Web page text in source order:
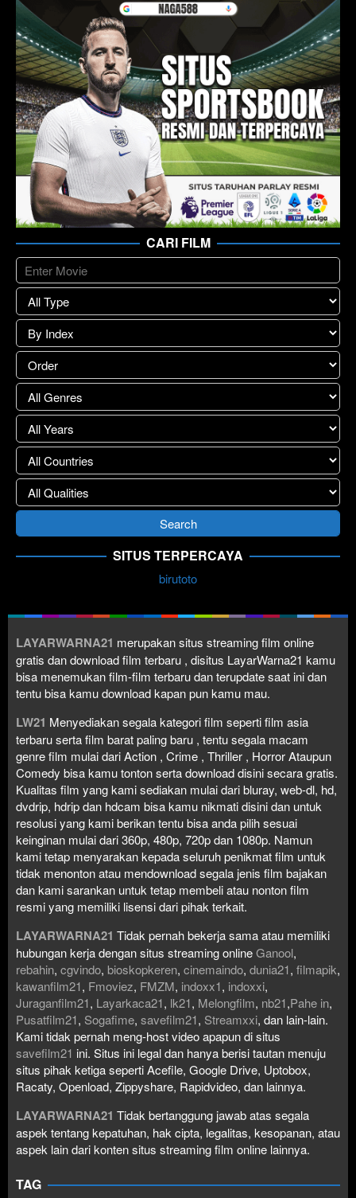
CARI FILM
SITUS TERPERCAYA
birutoto
LAYARWARNA21 merupakan situs streaming film online
gratis dan download film terbaru , disitus LayarWarna21 kamu
bisa menemukan film-film terbaru dan terupdate saat ini dan
tentu bisa kamu download kapan pun kamu mau.
LW21 Menyediakan segala kategori film seperti film asia
terbaru serta film barat paling baru , tentu segala macam
genre film mulai dari Action , Crime , Thriller , Horror Ataupun
Comedy bisa kamu tonton serta download disini secara gratis.
Kualitas film yang kami sediakan mulai dari bluray, web-dl, hd,
dvdrip, hdrip dan hdcam bisa kamu nikmati disini dan untuk
resolusi yang kami berikan tentu bisa anda pilih sesuai
keinginan mulai dari 360p, 480p, 720p dan 1080p. Namun
kami tetap menyarakan kepada seluruh penikmat film untuk
tidak menonton atau mendownload segala jenis film bajakan
dan kami sarankan untuk tetap membeli atau nonton film
resmi yang memiliki lisensi dari pihak terkait.
LAYARWARNA21 Tidak pernah bekerja sama atau memiliki
hubungan kerja dengan situs streaming onlineGanool,
rebahin, cgvindo, bioskopkeren, cinemaindo, dunia21, filmapik,
kawanfilm21, Fmoviez, FMZM, indoxx1, indoxxi,
Juraganfilm21, Layarkaca21, lk21, Melongfilm, nb21,Pahe in,
Pusatfilm21, Sogafime, savefilm21, Streamxxi, dan lain-lain.
Kami tidak pernah meng-host video apapun di situs
savefilm21 ini. Situs ini legal dan hanya berisi tautan menuju
situs pihak ketiga seperti Acefile, Google Drive, Uptobox,
Racaty, Openload, Zippyshare, Rapidvideo, dan lainnya.
LAYARWARNA21 Tidak bertanggung jawab atas segala
aspek tentang kepatuhan, hak cipta, legalitas, kesopanan, atau
aspek lain dari konten situs streaming film online lainnya.
TAG